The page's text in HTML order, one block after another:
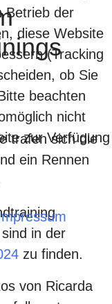
trafen sich die
ein Rennen
in der
zu finden.
von Ricarda
Betrieb der
diese Website
(Tracking
ob Sie
beachten
nicht
zur Verfügung